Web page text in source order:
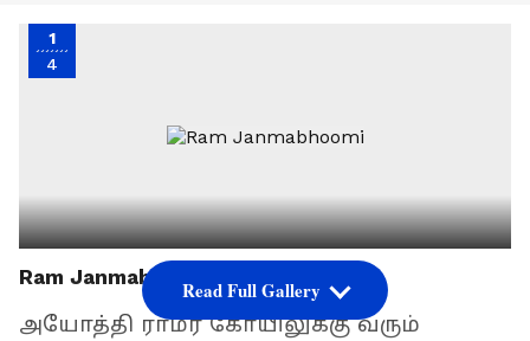
1
4
Ram Janmabhoomi
அயோத்தி ராமர் கோயிலுக்கு வரும்
Read Full Gallery